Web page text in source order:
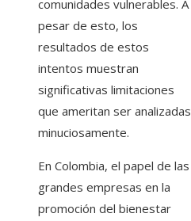
comunidades vulnerables. A
pesar de esto, los
resultados de estos
intentos muestran
significativas limitaciones
que ameritan ser analizadas
minuciosamente.
En Colombia, el papel de las
grandes empresas en la
promoción del bienestar